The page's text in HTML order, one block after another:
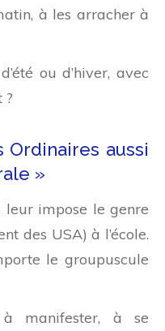
à les arracher à
ou d’hiver, avec
?
Ordinaires aussi
»
leur impose le genre
des USA) à l’école.
le groupuscule
à manifester, à se